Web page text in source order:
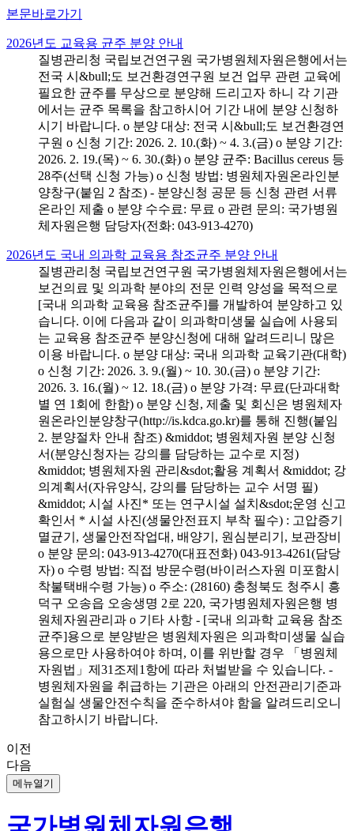
본문바로가기
2026년도 교육용 균주 분양 안내
질병관리청 국립보건연구원 국가병원체자원은행에서는
전국 시&bull;도 보건환경연구원 보건 업무 관련 교육에
필요한 균주를 무상으로 분양해 드리고자 하니 각 기관
에서는 균주 목록을 참고하시어 기간 내에 분양 신청하
시기 바랍니다. o 분양 대상: 전국 시&bull;도 보건환경연
구원 o 신청 기간: 2026. 2. 10.(화) ~ 4. 3.(금) o 분양 기간:
2026. 2. 19.(목) ~ 6. 30.(화) o 분양 균주: Bacillus cereus 등
28주(선택 신청 가능) o 신청 방법: 병원체자원온라인분
양창구(붙임 2 참조) - 분양신청 공문 등 신청 관련 서류
온라인 제출 o 분양 수수료: 무료 o 관련 문의: 국가병원
체자원은행 담당자(전화: 043-913-4270)
2026년도 국내 의과학 교육용 참조균주 분양 안내
질병관리청 국립보건연구원 국가병원체자원은행에서는
보건의료 및 의과학 분야의 전문 인력 양성을 목적으로
[국내 의과학 교육용 참조균주]를 개발하여 분양하고 있
습니다. 이에 다음과 같이 의과학미생물 실습에 사용되
는 교육용 참조균주 분양신청에 대해 알려드리니 많은
이용 바랍니다. o 분양 대상: 국내 의과학 교육기관(대학)
o 신청 기간: 2026. 3. 9.(월) ~ 10. 30.(금) o 분양 기간:
2026. 3. 16.(월) ~ 12. 18.(금) o 분양 가격: 무료(단과대학
별 연 1회에 한함) o 분양 신청, 제출 및 회신은 병원체자
원온라인분양창구(http://is.kdca.go.kr)를 통해 진행(붙임
2. 분양절차 안내 참조) &middot; 병원체자원 분양 신청
서(분양신청자는 강의를 담당하는 교수로 지정)
&middot; 병원체자원 관리&sdot;활용 계획서 &middot; 강
의계획서(자유양식, 강의를 담당하는 교수 서명 필)
&middot; 시설 사진* 또는 연구시설 설치&sdot;운영 신고
확인서 * 시설 사진(생물안전표지 부착 필수) : 고압증기
멸균기, 생물안전작업대, 배양기, 원심분리기, 보관장비
o 분양 문의: 043-913-4270(대표전화) 043-913-4261(담당
자) o 수령 방법: 직접 방문수령(바이러스자원 미포함시
착불택배수령 가능) o 주소: (28160) 충청북도 청주시 흥
덕구 오송읍 오송생명 2로 220, 국가병원체자원은행 병
원체자원관리과 o 기타 사항 - [국내 의과학 교육용 참조
균주]용으로 분양받은 병원체자원은 의과학미생물 실습
용으로만 사용하여야 하며, 이를 위반할 경우 「병원체
자원법」제31조제1항에 따라 처벌받을 수 있습니다. -
병원체자원을 취급하는 기관은 아래의 안전관리기준과
실험실 생물안전수칙을 준수하셔야 함을 알려드리오니
참고하시기 바랍니다.
이전
다음
메뉴열기